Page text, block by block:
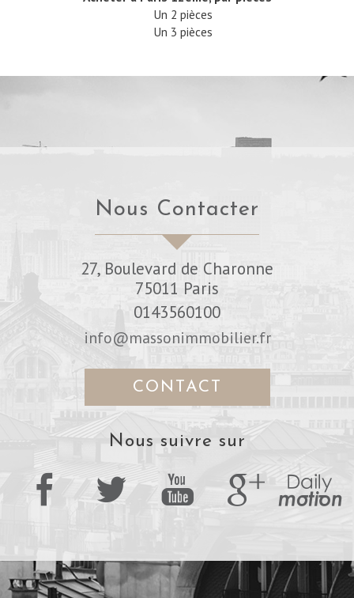
Un 2 pièces
Un 3 pièces
Nous Contacter
27, Boulevard de Charonne
75011 Paris
0143560100
info@massonimmobilier.fr
CONTACT
Nous suivre sur